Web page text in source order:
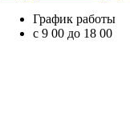
График работы
с 9 00 до 18 00